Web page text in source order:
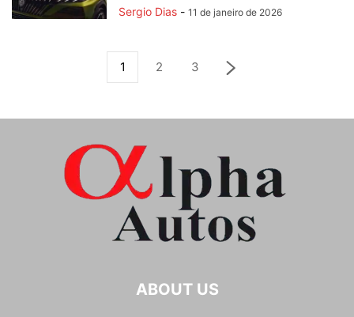
Sergio Dias - 11 de janeiro de 2026
1 2 3
ABOUT US